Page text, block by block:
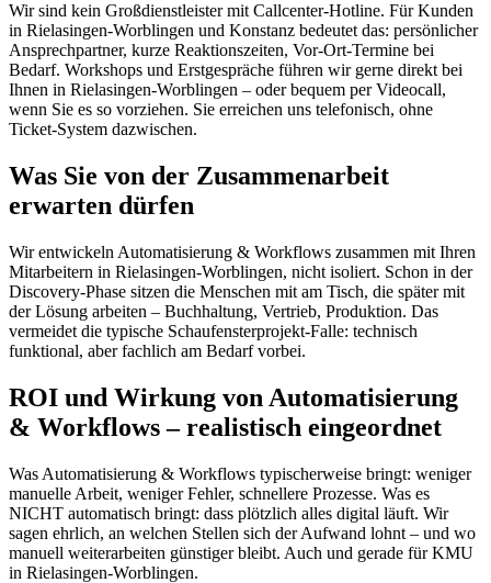
Wir sind kein Großdienstleister mit Callcenter-Hotline. Für Kunden
in Rielasingen-Worblingen und Konstanz bedeutet das: persönlicher
Ansprechpartner, kurze Reaktionszeiten, Vor-Ort-Termine bei
Bedarf. Workshops und Erstgespräche führen wir gerne direkt bei
Ihnen in Rielasingen-Worblingen – oder bequem per Videocall,
wenn Sie es so vorziehen. Sie erreichen uns telefonisch, ohne
Ticket-System dazwischen.
Was Sie von der Zusammenarbeit
erwarten dürfen
Wir entwickeln Automatisierung & Workflows zusammen mit Ihren
Mitarbeitern in Rielasingen-Worblingen, nicht isoliert. Schon in der
Discovery-Phase sitzen die Menschen mit am Tisch, die später mit
der Lösung arbeiten – Buchhaltung, Vertrieb, Produktion. Das
vermeidet die typische Schaufensterprojekt-Falle: technisch
funktional, aber fachlich am Bedarf vorbei.
ROI und Wirkung von Automatisierung
& Workflows – realistisch eingeordnet
Was Automatisierung & Workflows typischerweise bringt: weniger
manuelle Arbeit, weniger Fehler, schnellere Prozesse. Was es
NICHT automatisch bringt: dass plötzlich alles digital läuft. Wir
sagen ehrlich, an welchen Stellen sich der Aufwand lohnt – und wo
manuell weiterarbeiten günstiger bleibt. Auch und gerade für KMU
in Rielasingen-Worblingen.